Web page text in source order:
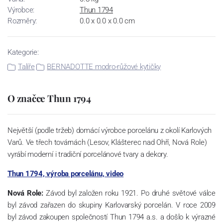
Výrobce:
Thun 1794
Rozměry:
0.0 x 0.0 x 0.0 cm
Kategorie:
Talíře
BERNADOTTE modro-růžové kytičky
O značce Thun 1794
Největší (podle tržeb) domácí výrobce porcelánu z okolí Karlových
Varů. Ve třech továrnách (Lesov, Klášterec nad Ohří, Nová Role)
vyrábí moderní i tradiční porcelánové tvary a dekory.
Thun 1794, výroba porcelánu, video
Nová Role: Závod byl založen roku 1921. Po druhé světové válce
byl závod zařazen do skupiny Karlovarský porcelán. V roce 2009
byl závod zakoupen společností Thun 1794 a.s. a došlo k výrazné